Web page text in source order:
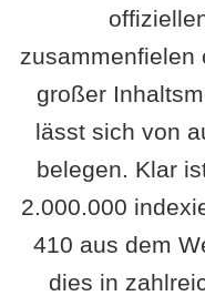
zusammenfielen
großer
lässt sich von
belegen. Klar
2.000.000
410 aus dem
dies in